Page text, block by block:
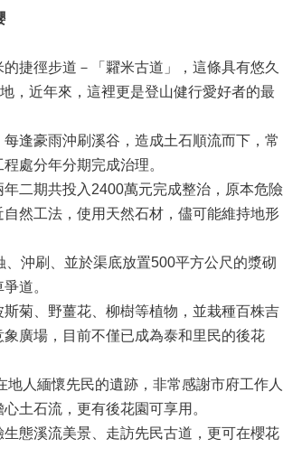
捷徑步道－「糶米古道」，這條具有悠久
，近年來，這裡更是登山健行愛好者的最
逢豪雨沖刷溪谷，造成土石順流而下，常
處分年分期完成治理。
二期共投入2400萬元完成整治，原本危險
然工法，使用天然石材，儘可能維持地形
沖刷、並於渠底放置500平方公尺的漿砌
道。
菊、野薑花、柳樹等植物，並栽種百株吉
廣場，目前不僅已成為泰和里民的後花
人緬懷先民的遺跡，非常感謝市府工作人
土石流，更有後花園可享用。
態溪流美景、走訪先民古道，更可在櫻花